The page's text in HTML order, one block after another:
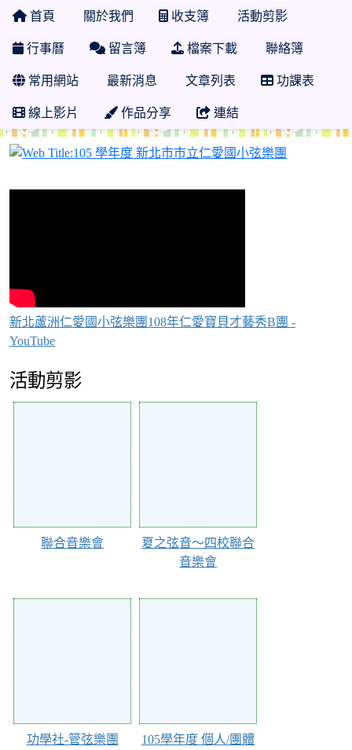
首頁 關於我們 收支簿 活動剪影
行事曆 留言簿 檔案下載 聯絡簿
常用網站 最新消息 文章列表 功課表
線上影片 作品分享 連結
新北蘆洲仁愛國小弦樂團108年仁愛寶貝才藝秀B團 -
YouTube
活動剪影
聯合音樂會
夏之弦音～四校聯合
音樂會
功學社-管弦樂團
105學年度 個人/團體